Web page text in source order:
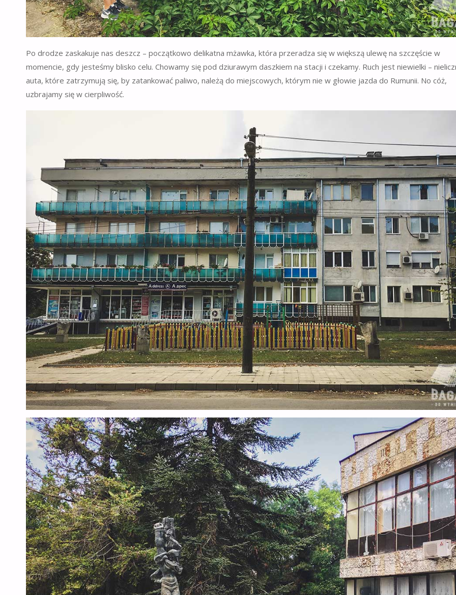
Po drodze zaskakuje nas deszcz – początkowo delikatna mżawka, która przeradza się w większą ulewę na szczęście w
momencie, gdy jesteśmy blisko celu. Chowamy się pod dziurawym daszkiem na stacji i czekamy. Ruch jest niewielki –
auta, które zatrzymują się, by zatankować paliwo, należą do miejscowych, którym nie w głowie jazda do Rumunii. No cóż,
uzbrajamy się w cierpliwość.